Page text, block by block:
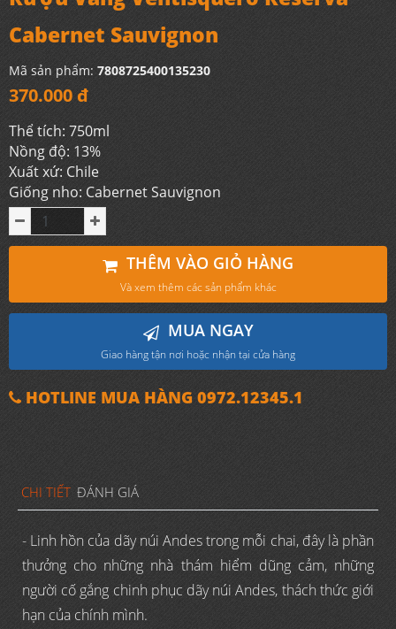
Cabernet Sauvignon
Mã sản phẩm: 7808725400135230
370.000 đ
Thể tích: 750ml
Nồng độ: 13%
Xuất xứ: Chile
Giống nho: Cabernet Sauvignon
THÊM VÀO GIỎ HÀNG
Và xem thêm các sản phẩm khác
MUA NGAY
Giao hàng tận nơi hoặc nhận tại cửa hàng
HOTLINE MUA HÀNG 0972.12345.1
CHI TIẾT ĐÁNH GIÁ
- Linh hồn của dãy núi Andes trong mỗi chai, đây là phần
thưởng cho những nhà thám hiểm dũng cảm, những
người cố gắng chinh phục dãy núi Andes, thách thức giới
hạn của chính mình.